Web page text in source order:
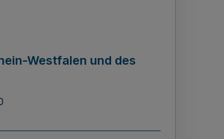
Westfalen und des